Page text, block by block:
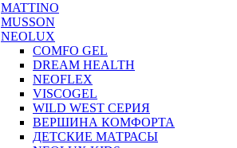
MATTINO
MUSSON
NEOLUX
COMFO GEL
DREAM HEALTH
NEOFLEX
VISCOGEL
WILD WEST СЕРИЯ
ВЕРШИНА КОМФОРТА
ДЕТСКИЕ МАТРАСЫ